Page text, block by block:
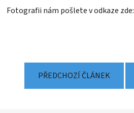
Fotografii nám pošlete v odkaze zde:
PŘEDCHOZÍ ČLÁNEK